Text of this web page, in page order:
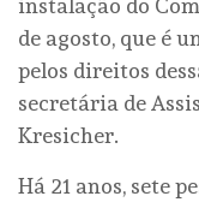
instalação do
de agosto, que é
pelos direitos
secretária de
Kresicher.
Há 21 anos, sete